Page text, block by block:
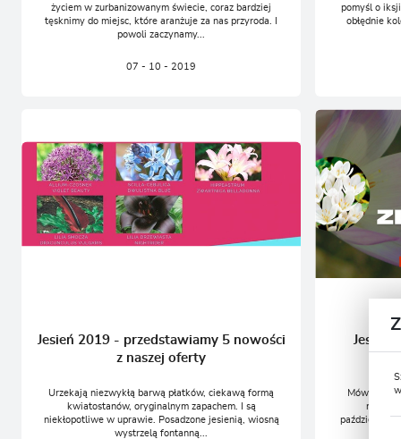
życiem w zurbanizowanym świecie, coraz bardziej
tęsknimy do miejsc, które aranżuje za nas przyroda. I
powoli zaczynamy...
07 - 10 - 2019
pomyśl o
obłędnie
Jesień 2019 - przedstawiamy 5 nowości
z naszej oferty
Urzekają niezwykłą barwą płatków, ciekawą formą
kwiatostanów, oryginalnym zapachem. I są
niekłopotliwe w uprawie. Posadzone jesienią, wiosną
wystrzelą fontanną...
Mówi się